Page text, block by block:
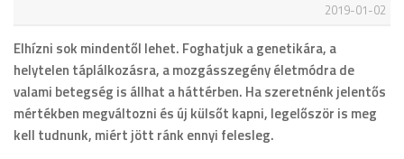
2019-01-02
Elhízni sok mindentől lehet. Foghatjuk a genetikára, a
helytelen táplálkozásra, a mozgásszegény életmódra de
valami betegség is állhat a háttérben. Ha szeretnénk jelentős
mértékben megváltozni és új külsőt kapni, legelőször is meg
kell tudnunk, miért jött ránk ennyi felesleg.